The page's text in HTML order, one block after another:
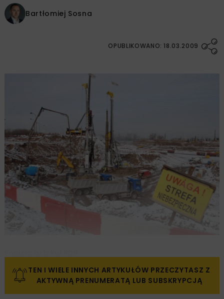
Bartłomiej Sosna
OPUBLIKOWANO: 18.03.2009
TEN I WIELE INNYCH ARTYKUŁÓW PRZECZYTASZ Z
AKTYWNĄ PRENUMERATĄ LUB SUBSKRYPCJĄ